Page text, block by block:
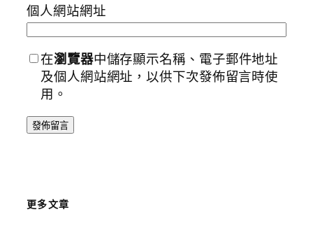
個人網站網址
在瀏覽器中儲存顯示名稱、電子郵件地址
及個人網站網址，以供下次發佈留言時使
用。
更多文章